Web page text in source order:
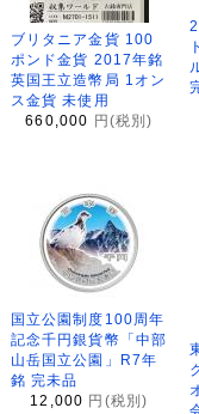
ブリタニア金貨 100
ポンド金貨 2017年銘
英国王立造幣局 1オン
ス金貨 未使用
660,000
円(税別)
国立公園制度100周年
記念千円銀貨幣「中部
山岳国立公園」R7年
銘 完未品
12,000 円(税別)